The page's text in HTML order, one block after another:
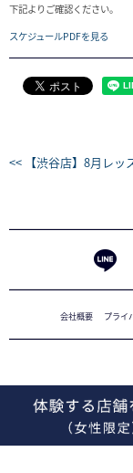
下記よりご確認ください。
スケジュールPDFを見る
<< 【渋谷店】8月レッ
会社概要 プライ